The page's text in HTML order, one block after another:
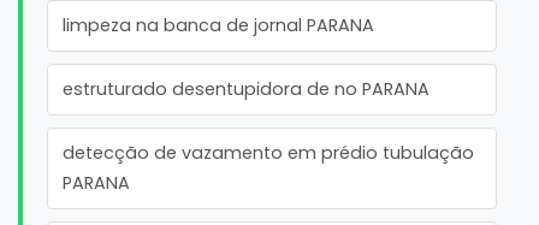
limpeza na banca de jornal PARANA
estruturado desentupidora de no PARANA
detecção de vazamento em prédio tubulação
PARANA